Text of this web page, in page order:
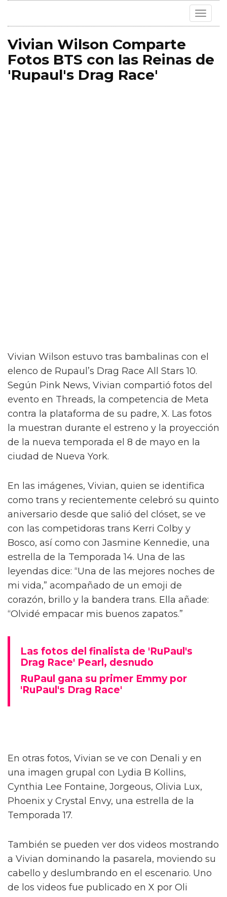
Toggle
Vivian Wilson Comparte
Fotos BTS con las Reinas de
'Rupaul's Drag Race'
Vivian Wilson estuvo tras bambalinas con el
elenco de Rupaul’s Drag Race All Stars 10.
Según Pink News, Vivian compartió fotos del
evento en Threads, la competencia de Meta
contra la plataforma de su padre, X. Las fotos
la muestran durante el estreno y la proyección
de la nueva temporada el 8 de mayo en la
ciudad de Nueva York.
aniversario desde que salió del clóset, se ve
con las competidoras trans Kerri Colby y
Bosco, así como con Jasmine Kennedie, una
“Olvidé empacar mis buenos zapatos.”
Las fotos del finalista de 'RuPaul's
Drag Race' Pearl, desnudo
RuPaul gana su primer Emmy por